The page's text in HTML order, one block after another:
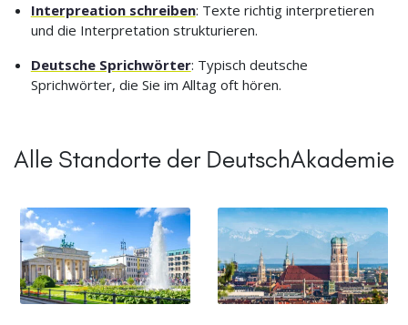
Interpreation schreiben: Texte richtig interpretieren
und die Interpretation strukturieren.
Deutsche Sprichwörter: Typisch deutsche
Sprichwörter, die Sie im Alltag oft hören.
Alle Standorte der DeutschAkademie